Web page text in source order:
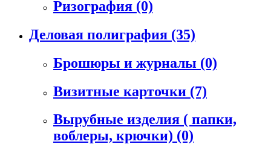
Ризография (0)
Деловая полиграфия (35)
Брошюры и журналы (0)
Визитные карточки (7)
Вырубные изделия ( папки,
воблеры, крючки) (0)